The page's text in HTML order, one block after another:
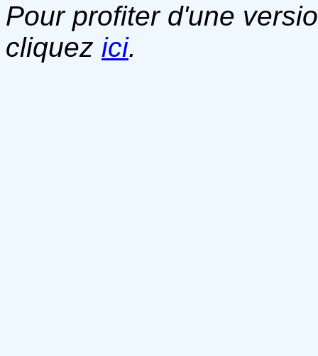
Pour profiter d'une
cliquez ici.